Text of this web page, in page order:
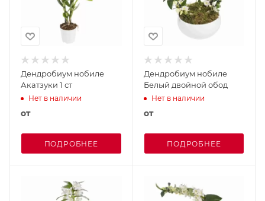
Дендробиум нобиле
Акатзуки 1 ст
Нет в наличии
от
ПОДРОБНЕЕ
Дендробиум нобиле
Белый двойной обод
Нет в наличии
от
ПОДРОБНЕЕ